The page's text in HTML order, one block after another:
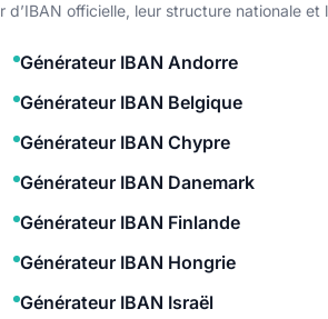
officielle, leur structure nationale
Générateur IBAN Andorre
Générateur IBAN Belgique
Générateur IBAN Chypre
Générateur IBAN Danemark
Générateur IBAN Finlande
Générateur IBAN Hongrie
Générateur IBAN Israël